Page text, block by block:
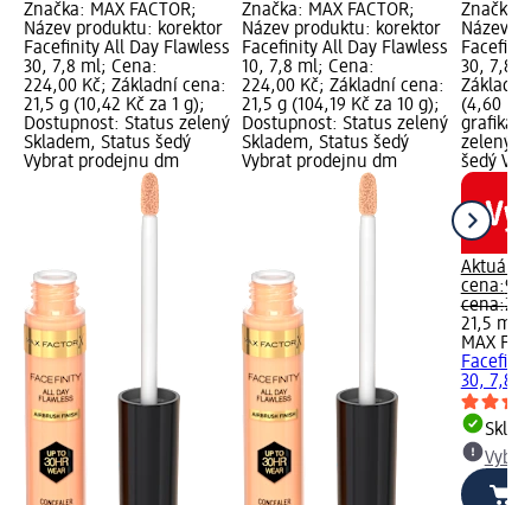
Značka: MAX FACTOR;
Název produktu: korektor
Facefinity All Day Flawless
30, 7,8 ml; Cena:
224,00 Kč; Základní cena:
21,5 g (10,42 Kč za 1 g);
Dostupnost: Status zelený
Skladem, Status šedý
Vybrat prodejnu dm
Značka: MAX FACTOR;
Název produktu: korektor
Facefinity All Day Flawless
10, 7,8 ml; Cena:
224,00 Kč; Základní cena:
21,5 g (104,19 Kč za 10 g);
Dostupnost: Status zelený
Skladem, Status šedý
Vybrat prodejnu dm
Značka:
Název
30, 7,8
(4,60 Kč
grafika;
zelený
šedý
Aktuální
cena:
cena:
21,5 ml
MAX
30, 7,8